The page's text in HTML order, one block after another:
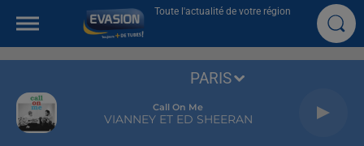
Toute l'actualité de votre région
Call On Me
VIANNEY ET ED SHEERAN
PARIS